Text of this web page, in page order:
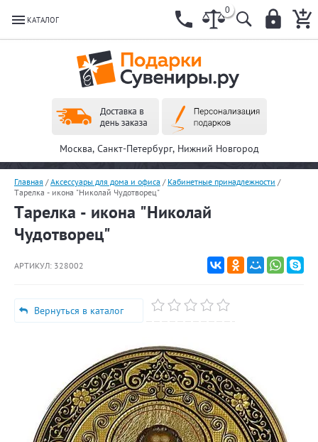
КАТАЛОГ
0
Москва, Санкт-Петербург, Нижний Новгород
Главная /Аксессуары для дома и офиса / Кабинетные принадлежности /
Тарелка - икона "Николай Чудотворец"
Тарелка - икона "Николай
Чудотворец"
АРТИКУЛ: 328002
Вернуться в каталог